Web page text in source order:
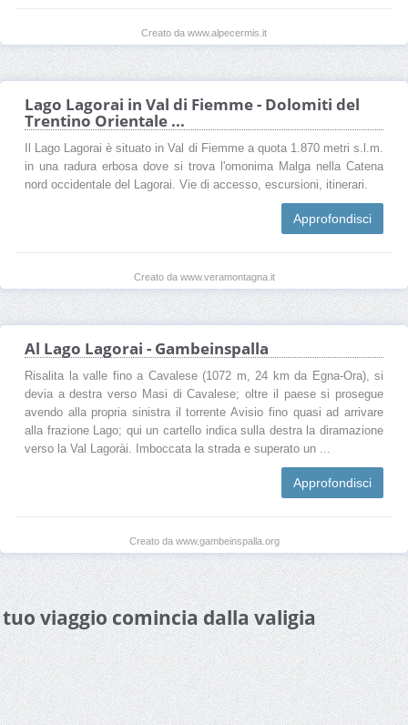
Creato da www.alpecermis.it
Lago Lagorai in Val di Fiemme - Dolomiti del
Trentino Orientale ...
Il Lago Lagorai è situato in Val di Fiemme a quota 1.870 metri s.l.m.
in una radura erbosa dove si trova l'omonima Malga nella Catena
nord occidentale del Lagorai. Vie di accesso, escursioni, itinerari.
Approfondisci
Creato da www.veramontagna.it
Al Lago Lagorai - Gambeinspalla
Risalita la valle fino a Cavalese (1072 m, 24 km da Egna-Ora), si
devia a destra verso Masi di Cavalese; oltre il paese si prosegue
avendo alla propria sinistra il torrente Avisio fino quasi ad arrivare
alla frazione Lago; qui un cartello indica sulla destra la diramazione
verso la Val Lagorài. Imboccata la strada e superato un ...
Approfondisci
Creato da www.gambeinspalla.org
viaggio comincia dalla valigia